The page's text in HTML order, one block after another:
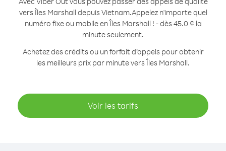
vers Îles Marshall depuis Vietnam.Appelez n'importe quel
numéro fixe ou mobile en Îles Marshall ! - dès 45.0 ¢ la
minute seulement.
Achetez des crédits ou un forfait d’appels pour obtenir
les meilleurs prix par minute vers Îles Marshall.
Voir les tarifs